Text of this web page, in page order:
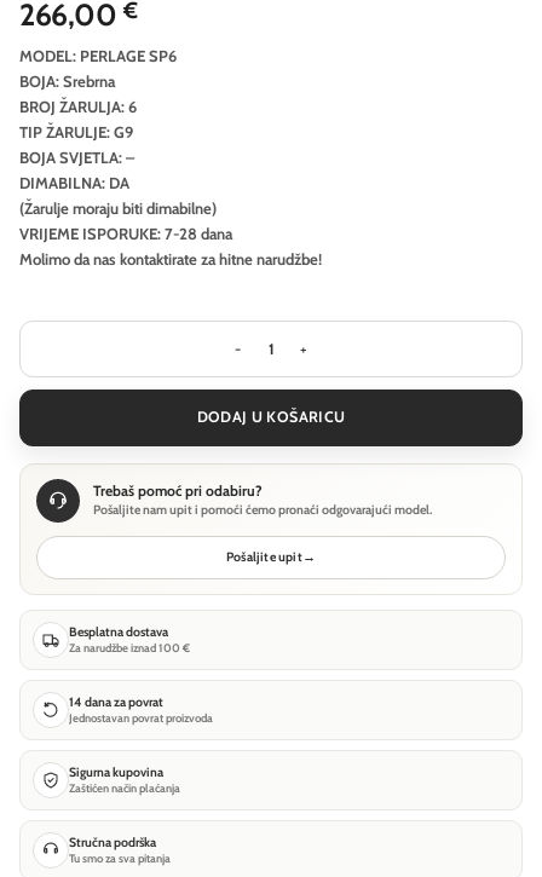
266,00€
MODEL: PERLAGE SP6
BOJA: Srebrna
BROJ ŽARULJA: 6
TIP ŽARULJE: G9
BOJA SVJETLA: –
DIMABILNA: DA
(Žarulje moraju biti dimabilne)
VRIJEME ISPORUKE: 7-28 dana
Molimo da nas kontaktirate za hitne narudžbe!
Visilica Ideal Lux PERLAGE SP6 -
DODAJ U KOŠARICU
Trebaš pomoć pri odabiru?
Pošaljite nam upit i pomoći ćemo pronaći odgovarajući model.
Pošaljite upit→
Besplatna dostava
Za narudžbe iznad 100 €
14 dana za povrat
Jednostavan povrat proizvoda
Sigurna kupovina
Zaštićen način plaćanja
Stručna podrška
Tu smo za sva pitanja